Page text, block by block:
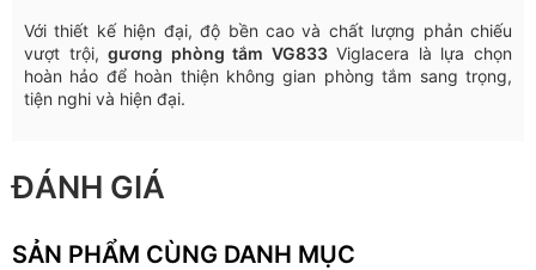
Với thiết kế hiện đại, độ bền cao và chất lượng phản chiếu
vượt trội,gương phòng tắm VG833Viglacera là lựa chọn
hoàn hảo để hoàn thiện không gian phòng tắm sang trọng,
tiện nghi và hiện đại.
ĐÁNH GIÁ
SẢN PHẨM CÙNG DANH MỤC